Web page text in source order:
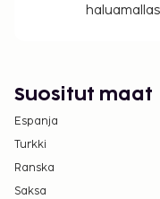
Kansallisten
Kausiluontoinen
huhtikuuta – 01.
Uima-allasta voi
Asiakkaat
Suositut maat
Espanja
Turkki
Ranska
Saksa